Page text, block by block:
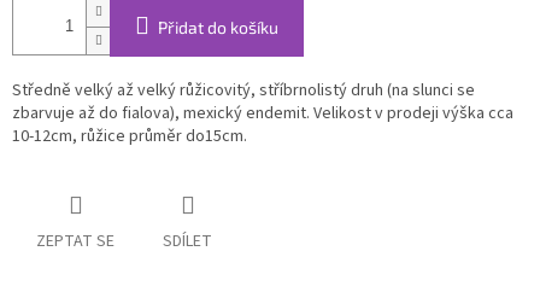
Přidat do košíku
Středně velký až velký růžicovitý, stříbrnolistý druh (na slunci se
zbarvuje až do fialova), mexický endemit. Velikost v prodeji výška cca
10-12cm, růžice průměr do15cm.
ZEPTAT SE SDÍLET